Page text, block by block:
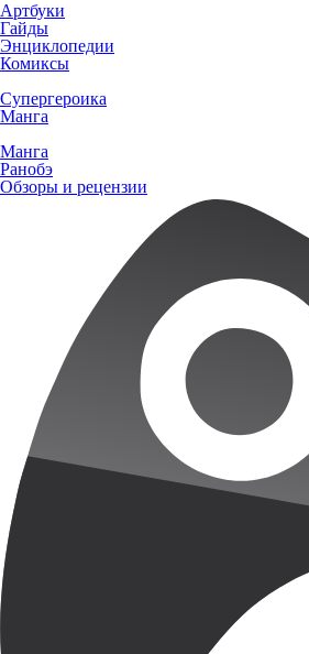
Артбуки
Гайды
Энциклопедии
Комиксы
Супергероика
Манга
Манга
Ранобэ
Обзоры и рецензии